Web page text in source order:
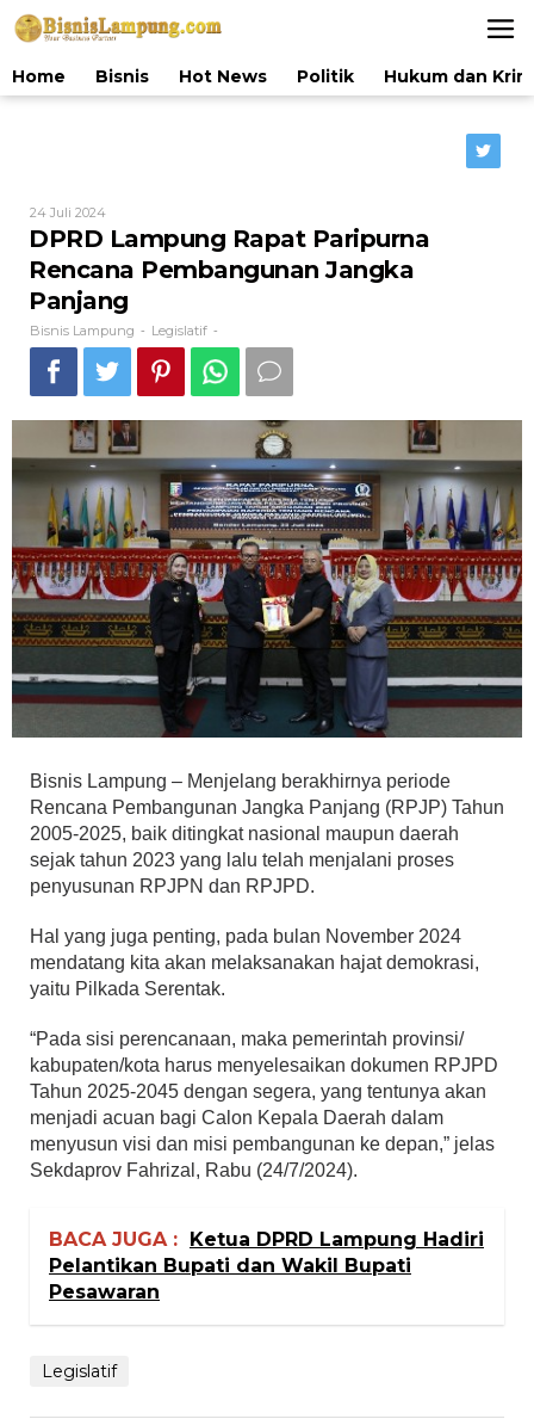
Lewati
ke
Home
Bisnis Hot News Politik Hukum dan
24 Juli 2024Oleh
Bisnis
Lampung
DPRD Lampung Rapat Paripurna
Rencana Pembangunan Jangka
Panjang
Bisnis Lampung - Legislatif -
Bisnis Lampung – Menjelang berakhirnya periode
Rencana Pembangunan Jangka Panjang (RPJP) Tahun
2005-2025, baik ditingkat nasional maupun daerah
sejak tahun 2023 yang lalu telah menjalani proses
penyusunan RPJPN dan RPJPD.
Hal yang juga penting, pada bulan November 2024
mendatang kita akan melaksanakan hajat demokrasi,
yaitu Pilkada Serentak.
“Pada sisi perencanaan, maka pemerintah provinsi/
kabupaten/kota harus menyelesaikan dokumen RPJPD
Tahun 2025-2045 dengan segera, yang tentunya akan
menjadi acuan bagi Calon Kepala Daerah dalam
menyusun visi dan misi pembangunan ke depan,” jelas
Sekdaprov Fahrizal, Rabu (24/7/2024).
BACA JUGA :
Ketua DPRD Lampung Hadiri
Pelantikan Bupati dan Wakil Bupati
Pesawaran
Legislatif